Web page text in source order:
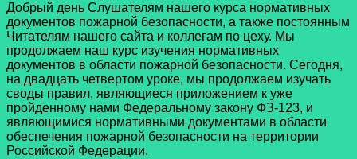
Добрый день Слушателям нашего курса нормативных
документов пожарной безопасности, а также постоянным
Читателям нашего сайта и коллегам по цеху. Мы
продолжаем наш курс изучения нормативных
документов в области пожарной безопасности. Сегодня,
на двадцать четвертом уроке, мы продолжаем изучать
своды правил, являющиеся приложением к уже
пройденному нами Федеральному закону ФЗ-123, и
являющимися нормативными документами в области
обеспечения пожарной безопасности на территории
Российской Федерации.